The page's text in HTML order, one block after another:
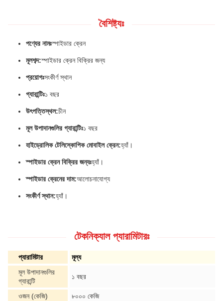
বৈশিষ্ট্যঃ
পণ্যের নামঃস্পাইডার ক্রেন
মূলশব্দ:স্পাইডার ক্রেন বিক্রির জন্য
প্রয়োগঃসংকীর্ণ স্থান
গ্যারান্টিঃ১ বছর
উৎপত্তিস্থল:চীন
মূল উপাদানগুলির গ্যারান্টিঃ১ বছর
হাইড্রোলিক টেলিস্কোপিক মোবাইল ক্রেন:হ্যাঁ।
স্পাইডার ক্রেন বিক্রির জন্যঃহ্যাঁ।
স্পাইডার ক্রেনের দাম:আলোচনাযোগ্য
সংকীর্ণ স্থান:হ্যাঁ।
টেকনিক্যাল প্যারামিটারঃ
প্যারামিটার
মূল্য
মূল উপাদানগুলির
গ্যারান্টি
১ বছর
ওজন (কেজি)
৮০০০ কেজি